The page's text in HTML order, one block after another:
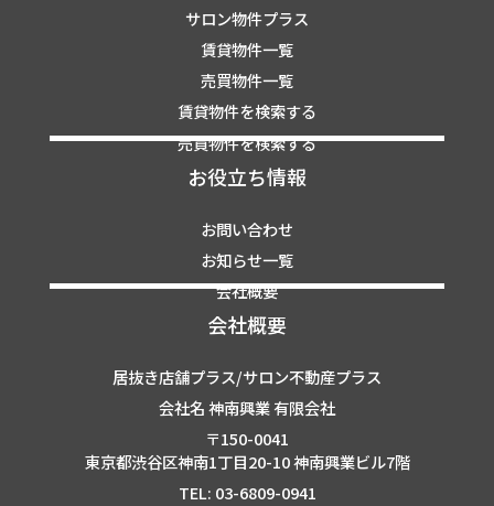
サロン物件プラス
賃貸物件一覧
売買物件一覧
賃貸物件を検索する
売買物件を検索する
お役立ち情報
お問い合わせ
お知らせ一覧
会社概要
会社概要
居抜き店舗プラス/サロン不動産プラス
会社名 神南興業 有限会社
〒150-0041
東京都渋谷区神南1丁目20-10 神南興業ビル7階
TEL: 03-6809-0941